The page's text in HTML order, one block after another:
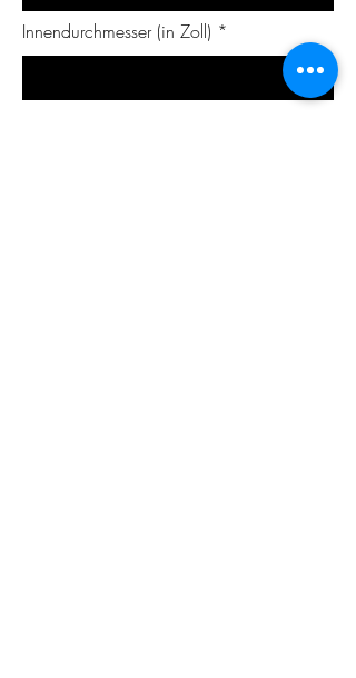
Innendurchmesser (in Zoll)